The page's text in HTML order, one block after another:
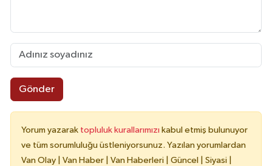
Gönder
Yorum yazarak topluluk kurallarımızı kabul etmiş bulunuyor
ve tüm sorumluluğu üstleniyorsunuz. Yazılan yorumlardan
Van Olay | Van Haber | Van Haberleri | Güncel | Siyasi |